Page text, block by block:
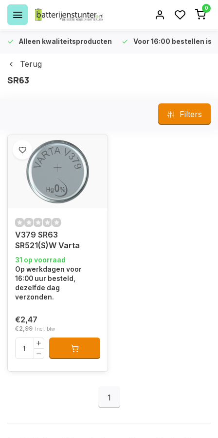
0
Alleen kwaliteitsproducten Voor 16:00 bestellen is
Terug
SR63
Filters
V379 SR63
SR521(S)W Varta
31 op voorraad
Op werkdagen voor
16:00 uur besteld,
dezelfde dag
verzonden.
€2,47
€2,99 Incl. btw
1